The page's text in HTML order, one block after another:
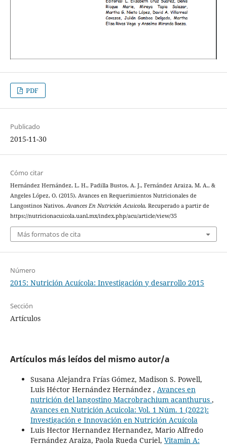
PDF
Publicado
2015-11-30
Cómo citar
Hernández Hernández, L. H., Padilla Bustos, A. J., Fernández Araiza, M. A., &
Angeles López, O. (2015). Avances en Requerimientos Nutricionales de
Langostinos Nativos.Avances En Nutrición Acuicola. Recuperado a partir de
https://nutricionacuicola.uanl.mx/index.php/acu/article/view/35
Más formatos de cita
Número
2015: Nutrición Acuícola: Investigación y desarrollo 2015
Sección
Artículos
Artículos más leídos del mismo autor/a
Susana Alejandra Frías Gómez, Madison S. Powell,
Luis Héctor Hernández Hernández , Avances en
nutrición del langostino Macrobrachium acanthurus ,
Avances en Nutrición Acuicola: Vol. 1 Núm. 1 (2022):
Investigación e Innovación en Nutrición Acuícola
Luis Hector Hernandez Hernandez, Mario Alfredo
Fernández Araiza, Paola Rueda Curiel, Vitamin A: